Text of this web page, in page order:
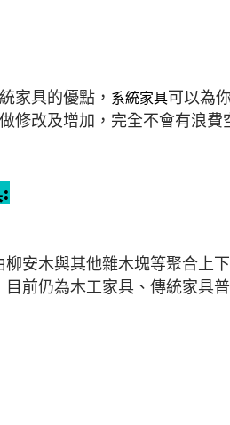
家具的優點， 系統家具可以為
修改及增加，完全不會有浪
安木與其他雜木塊等聚合上
前仍為木工家具、傳統家具